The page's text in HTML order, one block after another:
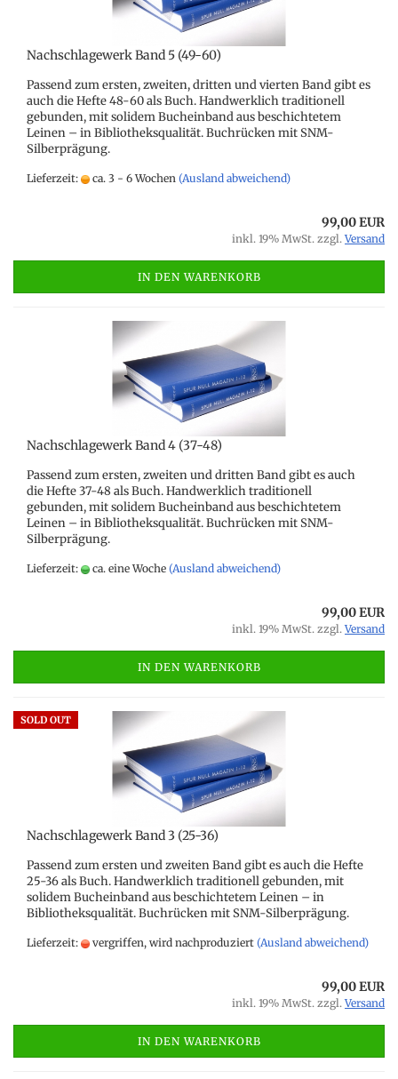
Nachschlagewerk Band 5 (49-60)
Passend zum ersten, zweiten, dritten und vierten Band gibt es
auch die Hefte 48-60 als Buch. Handwerklich traditionell
gebunden, mit solidem Bucheinband aus beschichtetem
Leinen – in Bibliotheksqualität. Buchrücken mit SNM-
Silberprägung.
Lieferzeit: ca. 3 - 6 Wochen (Ausland abweichend)
99,00 EUR
inkl. 19% MwSt. zzgl.Versand
IN DEN WARENKORB
Nachschlagewerk Band 4 (37-48)
Passend zum ersten, zweiten und dritten Band gibt es auch
die Hefte 37-48 als Buch. Handwerklich traditionell
gebunden, mit solidem Bucheinband aus beschichtetem
Leinen – in Bibliotheksqualität. Buchrücken mit SNM-
Silberprägung.
Lieferzeit: ca. eine Woche (Ausland abweichend)
99,00 EUR
inkl. 19% MwSt. zzgl.Versand
IN DEN WARENKORB
SOLD OUT
Nachschlagewerk Band 3 (25-36)
Passend zum ersten und zweiten Band gibt es auch die Hefte
25-36 als Buch. Handwerklich traditionell gebunden, mit
solidem Bucheinband aus beschichtetem Leinen – in
Bibliotheksqualität. Buchrücken mit SNM-Silberprägung.
Lieferzeit: vergriffen, wird nachproduziert (Ausland abweichend)
99,00 EUR
inkl. 19% MwSt. zzgl.Versand
IN DEN WARENKORB